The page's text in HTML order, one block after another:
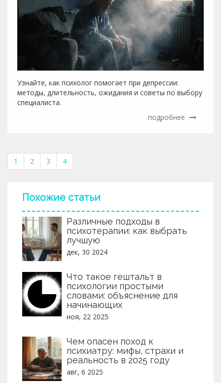
Узнайте, как психолог помогает при депрессии:
методы, длительность, ожидания и советы по выбору
специалиста.
подробнее
1 2 3 4
Похожие статьи
Различные подходы в
психотерапии: как выбрать
лучшую
дек, 30 2024
Что такое гештальт в
психологии простыми
словами: объяснение для
начинающих
ноя, 22 2025
Чем опасен поход к
психиатру: мифы, страхи и
реальность в 2025 году
авг, 6 2025